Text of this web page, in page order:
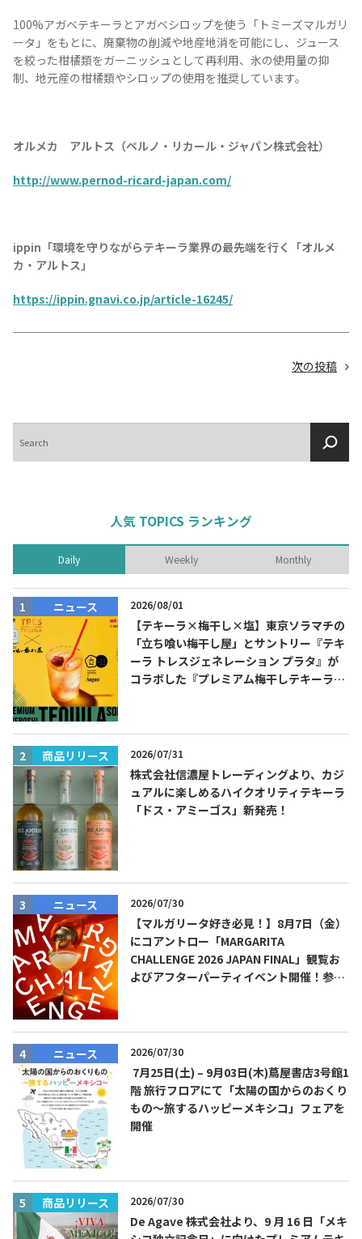
メキシコの記念日
お問合せ プライバシーポリシー サイトマップ
COPYRIGHT © JUAST All rights reserved.
100%アガベテキーラとアガベシロップを使う「トミーズマルガリ
ータ」をもとに、廃棄物の削減や地産地消を可能にし、ジュース
を絞った柑橘類をガーニッシュとして再利用、氷の使用量の抑
制、地元産の柑橘類やシロップの使用を推奨しています。
オルメカ アルトス（ペルノ・リカール・ジャパン株式会社）
http://www.pernod-ricard-japan.com/
ippin「環境を守りながらテキーラ業界の最先端を行く「オルメ
カ・アルトス」
https://ippin.gnavi.co.jp/article-16245/
次の投稿
索
人気 TOPICS ランキング
Daily Weekly Monthly
ニュース 2026/08/01
【テキーラ×梅干し×塩】東京ソラマチの
「立ち喰い梅干し屋」とサントリー『テキ
ーラ トレスジェネレーション プラタ』が
コラボした『プレミアム梅干しテキーラソ
商品リリース 2026/07/31
株式会社信濃屋トレーディングより、カジ
ュアルに楽しめるハイクオリティテキーラ
「ドス・アミーゴス」新発売！
ニュース 2026/07/30
【マルガリータ好き必見！】8月7日（金）
にコアントロー「MARGARITA
CHALLENGE 2026 JAPAN FINAL」観覧お
よびアフターパーティイベント開催！参加
ニュース 2026/07/30
7月25日(土) – 9月03日(木)蔦屋書店3号館1
階 旅行フロアにて「太陽の国からのおくり
もの～旅するハッピーメキシコ」フェアを
開催
商品リリース 2026/07/30
De Agave 株式会社より、9 月 16 日「メキ